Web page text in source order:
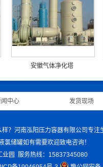
安徽气体净化塔
中心 发货现场
河南泓阳压力容器有限公司专注
氯储罐如有需要欢迎致电咨询！
业园 服务热线：15837345080